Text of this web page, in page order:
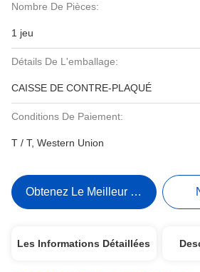
Nombre De Pièces:
1 jeu
Détails De L'emballage:
CAISSE DE CONTRE-PLAQUÉ
Conditions De Paiement:
T / T, Western Union
Obtenez Le Meilleur Prix
Les Informations Détaillées